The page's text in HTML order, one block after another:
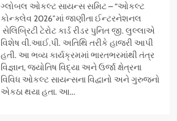
ગ્લોબલ ઓકલ્ટ સાયન્સ સમિટ – “ઓકલ્ટ
કોન્ક્લેવ 2026″માં જાણીતા ઈન્ટરનેશનલ
સેલિબ્રિટી ટેરોટ કાર્ડ રીડર પુનિત જી. લુલ્લાએ
વિશેષ વી.આઈ.પી. અતિથિ તરીકે હાજરી આપી
હતી. આ ભવ્ય કાર્યક્રમમાં ભારતભરમાંથી તંત્ર
વિજ્ઞાન, જ્યોતિષ વિદ્યા અને ઉર્જા ક્ષેત્રના
વિવિધ ઓકલ્ટ સાયન્સના વિદ્વાનો અને ગુરુજનો
એકઠા થયા હતા. આ...
પ્રભાવિત પરિવારોને ફૂડ પેકેટ્સ
અને પીવાના પાણીનું વિતરણ કર્યું
ડો. મિતાલી નાગ (આર્ક ઇવેન્ટ્સ)
દ્વારા કિશોર કુમારની જન્મજયંતિ
નિમિત્તે સંગીતમય શ્રદ્ધાંજલિ
AHMEDABAD